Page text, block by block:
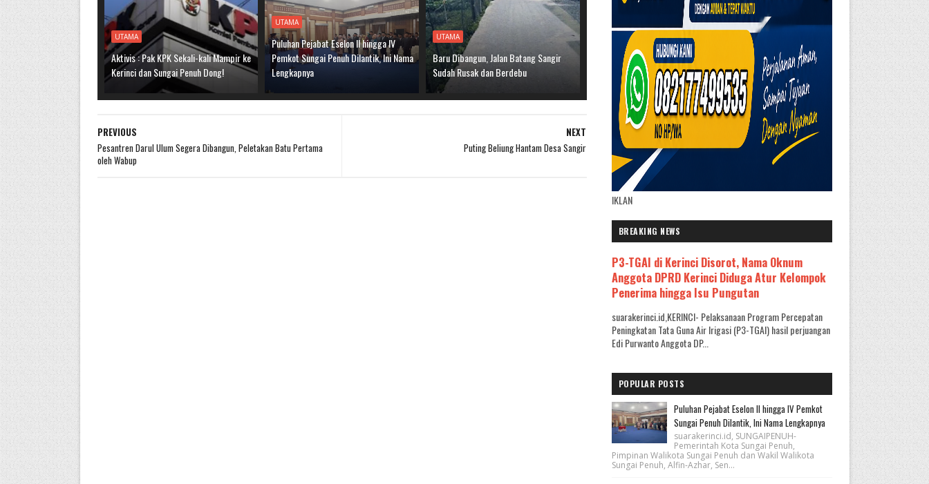
UTAMA
Aktivis : Pak KPK Sekali-kali Mampir ke
Kerinci dan Sungai Penuh Dong!
UTAMA
Puluhan Pejabat Eselon II hingga IV
Pemkot Sungai Penuh Dilantik, Ini Nama
Lengkapnya
UTAMA
Baru Dibangun, Jalan Batang Sangir
Sudah Rusak dan Berdebu
NEXT
Puting Beliung Hantam Desa Sangir
PREVIOUS
Pesantren Darul Ulum Segera Dibangun, Peletakan Batu Pertama
oleh Wabup
IKLAN
BREAKING NEWS
P3-TGAI di Kerinci Disorot, Nama Oknum
Anggota DPRD Kerinci Diduga Atur Kelompok
Penerima hingga Isu Pungutan
suarakerinci.id,KERINCI- Pelaksanaan Program Percepatan
Peningkatan Tata Guna Air Irigasi (P3-TGAI) hasil perjuangan
Edi Purwanto Anggota DP...
POPULAR POSTS
Puluhan Pejabat Eselon II hingga IV Pemkot
Sungai Penuh Dilantik, Ini Nama Lengkapnya
suarakerinci.id, SUNGAIPENUH-
Pemerintah Kota Sungai Penuh,
Pimpinan Walikota Sungai Penuh dan Wakil Walikota
Sungai Penuh, Alfin-Azhar, Sen...